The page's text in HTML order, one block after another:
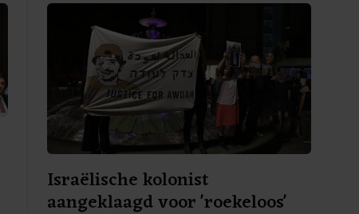
Israëlische kolonist
aangeklaagd voor 'roekeloos'